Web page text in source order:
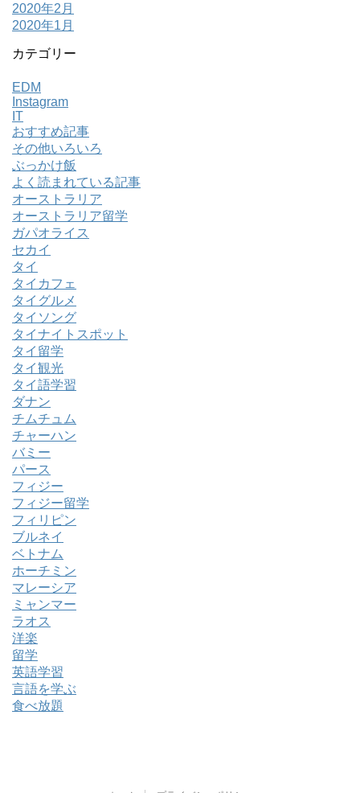
2020年2月
2020年1月
カテゴリー
EDM
Instagram
IT
おすすめ記事
その他いろいろ
ぶっかけ飯
よく読まれている記事
オーストラリア
オーストラリア留学
ガパオライス
セカイ
タイ
タイカフェ
タイグルメ
タイソング
タイナイトスポット
タイ留学
タイ観光
タイ語学習
ダナン
チムチュム
チャーハン
バミー
パース
フィジー
フィジー留学
フィリピン
ブルネイ
ベトナム
ホーチミン
マレーシア
ミャンマー
ラオス
洋楽
留学
英語学習
言語を学ぶ
食べ放題